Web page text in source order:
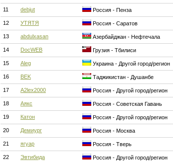
11 debjut Россия - Пенза
12 УТЯТЯ Россия - Саратов
13 abdulxasan Азербайджан - Нефтечала
14 DocWEB Грузия - Тбилиси
15 Aleg Украина - Другой город/регион
16 BEK Таджикистан - Душанбе
17 A2lex2000 Россия - Другой город/регион
18 Аякс Россия - Советская Гавань
19 Катон Россия - Другой город/регион
20 Демиург Россия - Москва
21 ягуар Россия - Тверь
22 Эвтибида Россия - Другой город/регион